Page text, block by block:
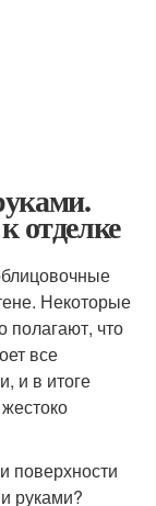
отделке
Некоторые
что
все
и в итоге
поверхности
руками?